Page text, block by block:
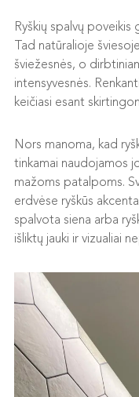
Ryškių spalvų poveikis
Tad natūralioje
šviežesnės, o
intensyvesnės.
keičiasi esant
Nors manoma, kad
tinkamai naudojamos
mažoms patalpoms.
erdvėse ryškūs
spalvota siena arba
išliktų jauki ir vizualiai